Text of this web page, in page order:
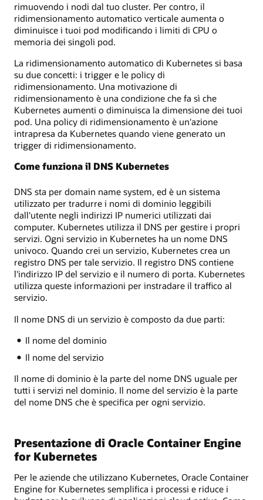
rimuovendo i nodi dal tuo cluster. Per contro, il
ridimensionamento automatico verticale aumenta o
diminuisce i tuoi pod modificando i limiti di CPU o
memoria dei singoli pod.
La ridimensionamento automatico di Kubernetes si basa
su due concetti: i trigger e le policy di
ridimensionamento. Una motivazione di
ridimensionamento è una condizione che fa sì che
Kubernetes aumenti o diminuisca la dimensione dei tuoi
pod. Una policy di ridimensionamento è un'azione
intrapresa da Kubernetes quando viene generato un
trigger di ridimensionamento.
Come funziona il DNS Kubernetes
DNS sta per domain name system, ed è un sistema
utilizzato per tradurre i nomi di dominio leggibili
dall'utente negli indirizzi IP numerici utilizzati dai
computer. Kubernetes utilizza il DNS per gestire i propri
servizi. Ogni servizio in Kubernetes ha un nome DNS
univoco. Quando crei un servizio, Kubernetes crea un
registro DNS per tale servizio. Il registro DNS contiene
l'indirizzo IP del servizio e il numero di porta. Kubernetes
utilizza queste informazioni per instradare il traffico al
servizio.
Il nome DNS di un servizio è composto da due parti:
Il nome del dominio
Il nome del servizio
Il nome di dominio è la parte del nome DNS uguale per
tutti i servizi nel dominio. Il nome del servizio è la parte
del nome DNS che è specifica per ogni servizio.
Presentazione di Oracle Container Engine
for Kubernetes
Per le aziende che utilizzano Kubernetes, Oracle Container
Engine for Kubernetes semplifica i processi e riduce i